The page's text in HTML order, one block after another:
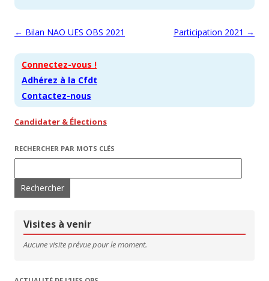
Navigation des articles
← Bilan NAO UES OBS 2021 Participation 2021 →
Connectez-vous !
Adhérez à la Cfdt
Contactez-nous
Candidater & Élections
RECHERCHER PAR MOTS CLÉS
Visites à venir
Aucune visite prévue pour le moment.